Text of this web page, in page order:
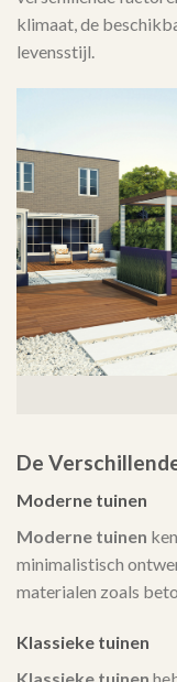
klimaat, de
levensstijl.
De
Moderne tuinen
Moderne tuinen
minimalistisch
materialen zoals
Klassieke tuinen